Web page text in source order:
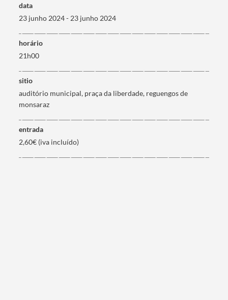
data
23 junho 2024 - 23 junho 2024
horário
21h00
sitio
auditório municipal, praça da liberdade, reguengos de
monsaraz
entrada
2,60€ (iva incluído)